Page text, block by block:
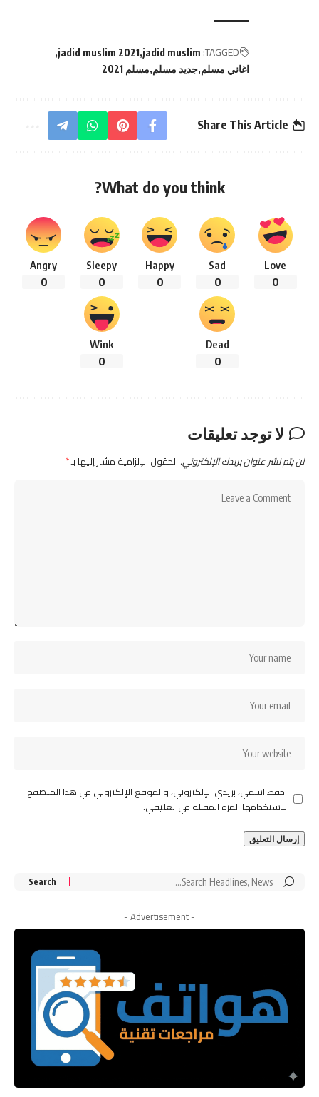
TAGGED:
jadid muslim
jadid muslim 2021
اغاني مسلم جديد مسلم مسلم 2021
Share This Article
What do you think?
Love
0
Sad
0
Happy
0
Sleepy
0
Angry
0
Dead
0
Wink
0
لا توجد تعليقات
لن يتم نشر عنوان بريدك الإلكتروني. الحقول الإلزامية مشار إليها بـ*
احفظ اسمي، بريدي الإلكتروني، والموقع الإلكتروني في هذا المتصفح
لاستخدامها المرة المقبلة في تعليقي.
Search
- Advertisement -